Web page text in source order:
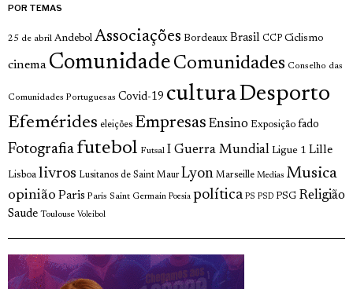
POR TEMAS
25 de abril Andebol Associações Bordeaux Brasil CCP Ciclismo
cinema Comunidade Comunidades Conselho das
Comunidades Portuguesas Covid-19 culturaDesporto
Efemérides eleições Empresas Ensino Exposição fado
Fotografia futebol Futsal I Guerra Mundial Ligue 1 Lille
Lisboa livros Lusitanos de Saint Maur Lyon Marseille Medias Musica
opinião Paris Paris Saint Germain Poesia política PS PSD PSG Religião
Saude Toulouse Voleibol